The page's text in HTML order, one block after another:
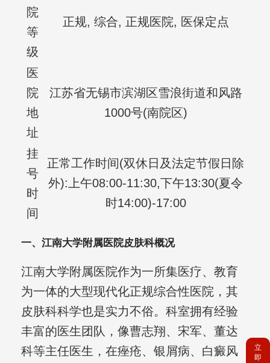
院
等
级
正规, 综合, 正规医院, 医保定点
医
院
地
址
江苏省无锡市滨湖区雪浪街道和风路
1000号(南院区)
挂
号
时
间
正常工作时间(双休日及法定节假日除
外):上午08:00-11:30,下午13:30(夏令
时14:00)-17:00
一、江南大学附属医院皮肤科概况
江南大学附属医院作为一所集医疗、教育
为一体的大型现代化正规综合性医院，其
皮肤科科学也是实力不俗。科室拥有经验
丰富的医生团队，像曹志翔、宋军、董达
科等主任医生，在痤疮、银屑病、白癜风
立
即